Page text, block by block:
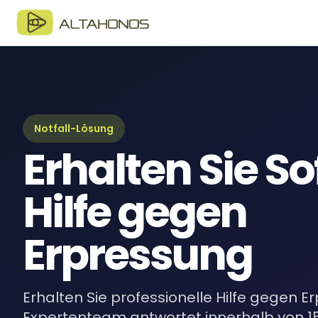
Notfall-Lösung
Erhalten Sie
Hilfe gegen
Erpressung
Erhalten Sie professionelle Hilfe gegen